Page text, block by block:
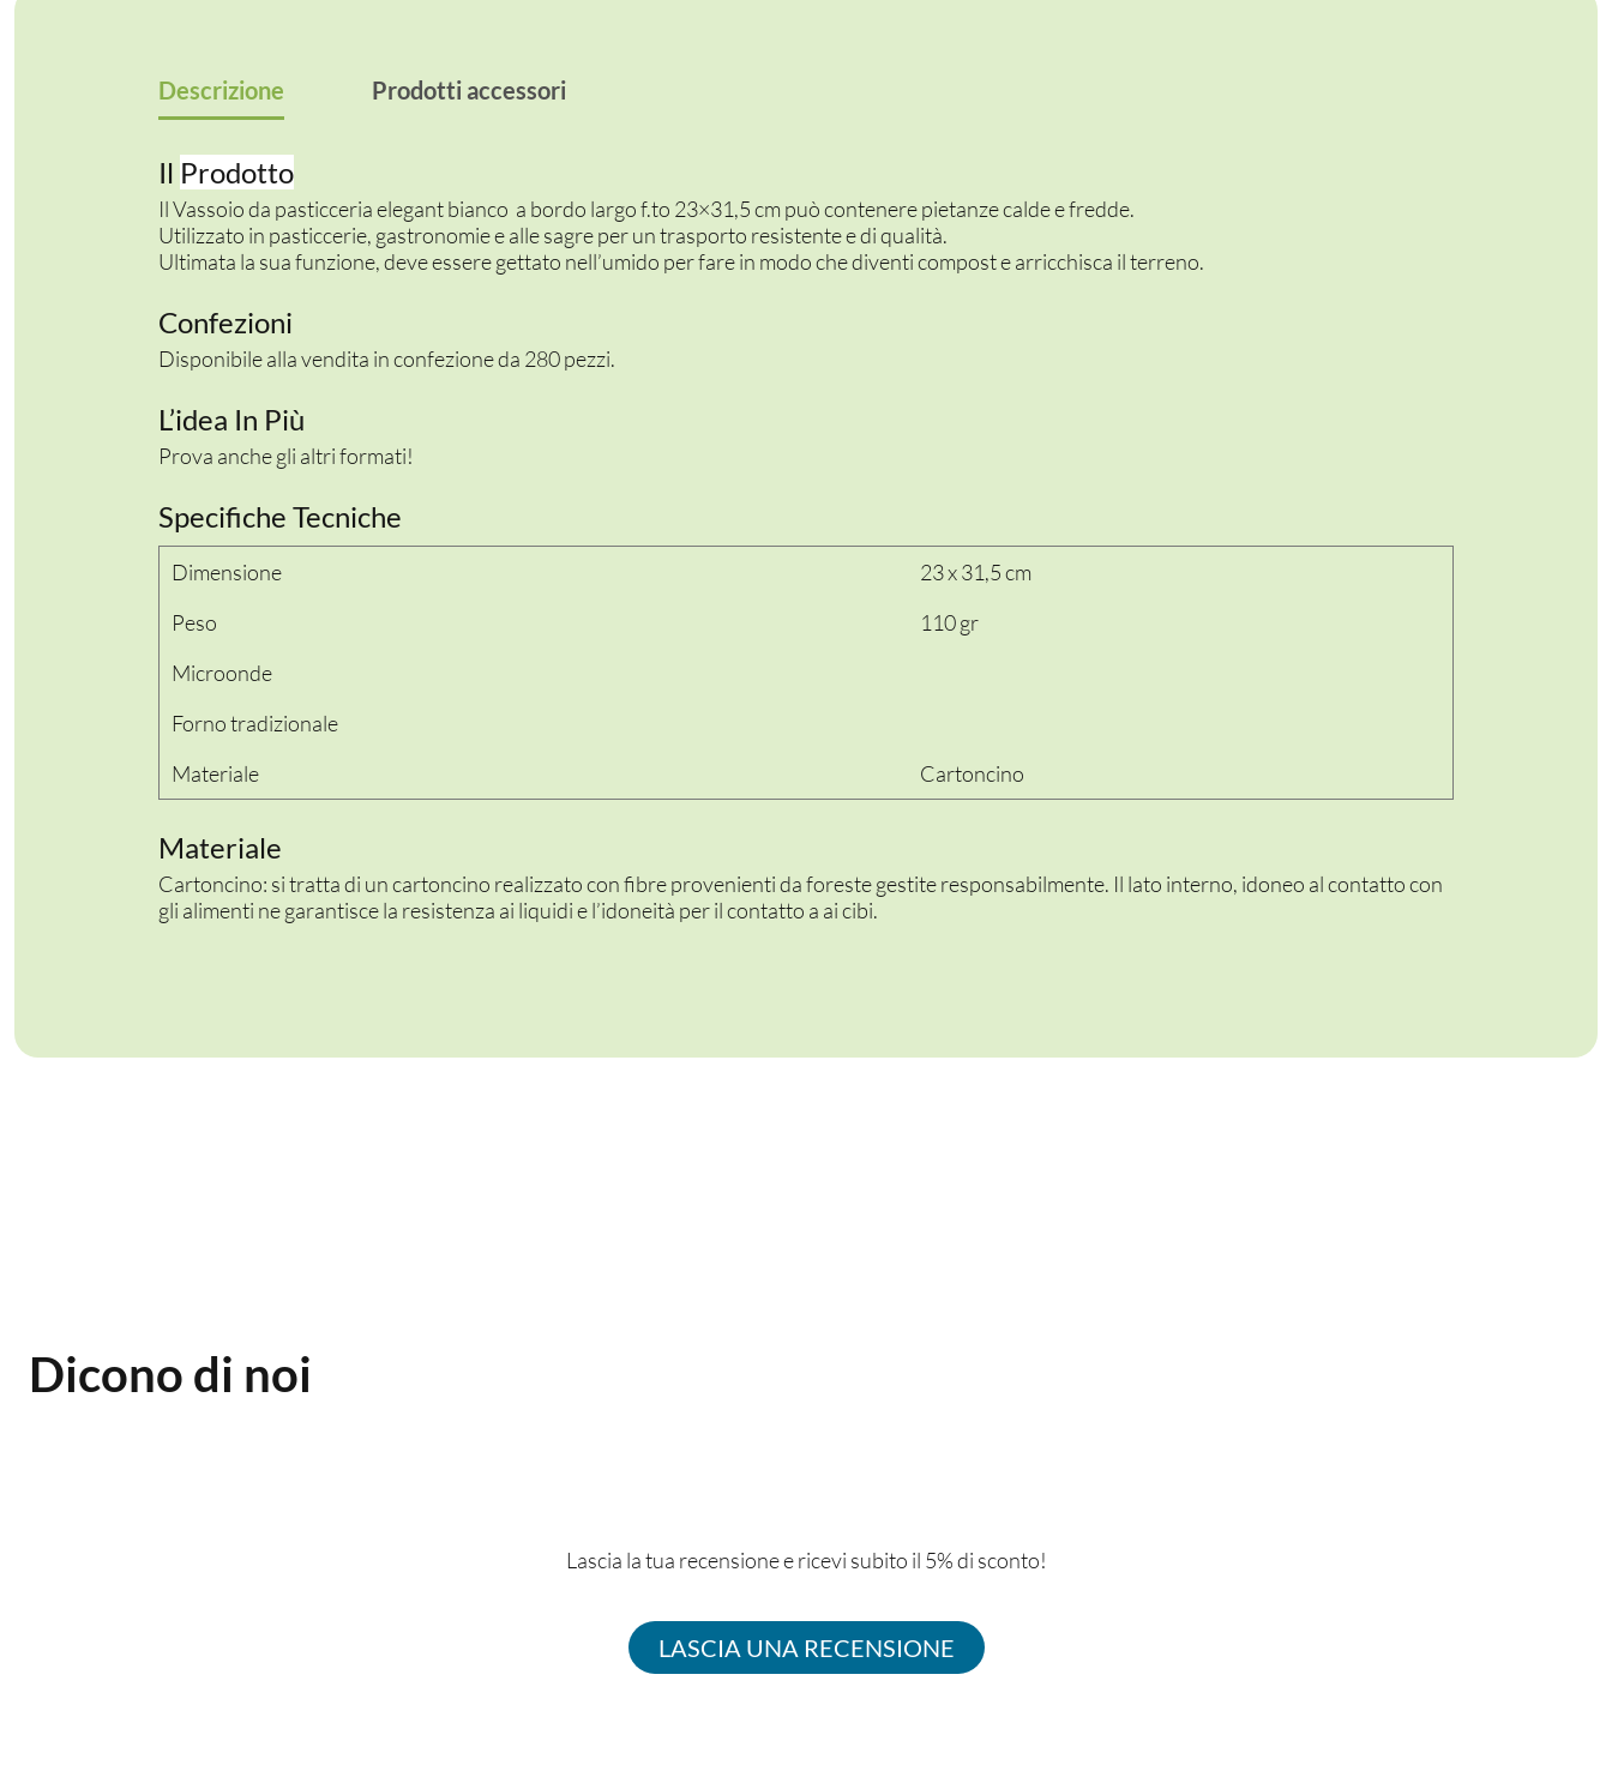
PER LA TAVOLA
CONTENITORI E ASPORTO
FINGER E GELATO
PERSONALIZZATI
Descrizione Prodotti accessori
Il Prodotto
Il Vassoio da pasticceria elegant bianco a bordo largo f.to 23×31,5 cm può contenere pietanze calde e fredde.
Utilizzato in pasticcerie, gastronomie e alle sagre per un trasporto resistente e di qualità.
Ultimata la sua funzione, deve essere gettato nell’umido per fare in modo che diventi compost e arricchisca il terreno.
Confezioni
Disponibile alla vendita in confezione da 280 pezzi.
L’idea In Più
Prova anche gli altri formati!
Specifiche Tecniche
Dimensione
23 x 31,5 cm
Peso
110 gr
Microonde
Forno tradizionale
Materiale
Cartoncino
Materiale
Cartoncino: si tratta di un cartoncino realizzato con fibre provenienti da foreste gestite responsabilmente. Il lato interno, idoneo al contatto con
gli alimenti ne garantisce la resistenza ai liquidi e l’idoneità per il contatto a ai cibi.
Dicono di noi
Lascia la tua recensione e ricevi subito il 5% di sconto!
LASCIA UNA RECENSIONE